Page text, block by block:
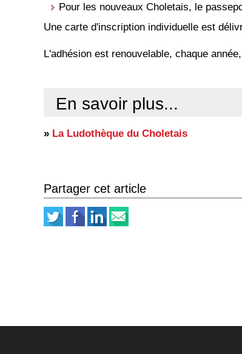
Pour les nouveaux Choletais, le
Une carte d'inscription individuelle est
L'adhésion est renouvelable, chaque
En savoir plus...
» La Ludothèque du Choletais
Partager cet article